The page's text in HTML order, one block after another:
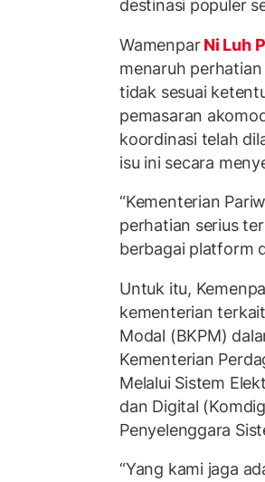
destinasi populer
WamenparNi Luh
menaruh
tidak sesuai
pemasaran
koordinasi telah
isu ini secara
“Kementerian
perhatian serius
berbagai platform
Untuk itu,
kementerian
Modal (BKPM)
Kementerian
Melalui Sistem
dan Digital
Penyelenggara
“Yang kami jaga